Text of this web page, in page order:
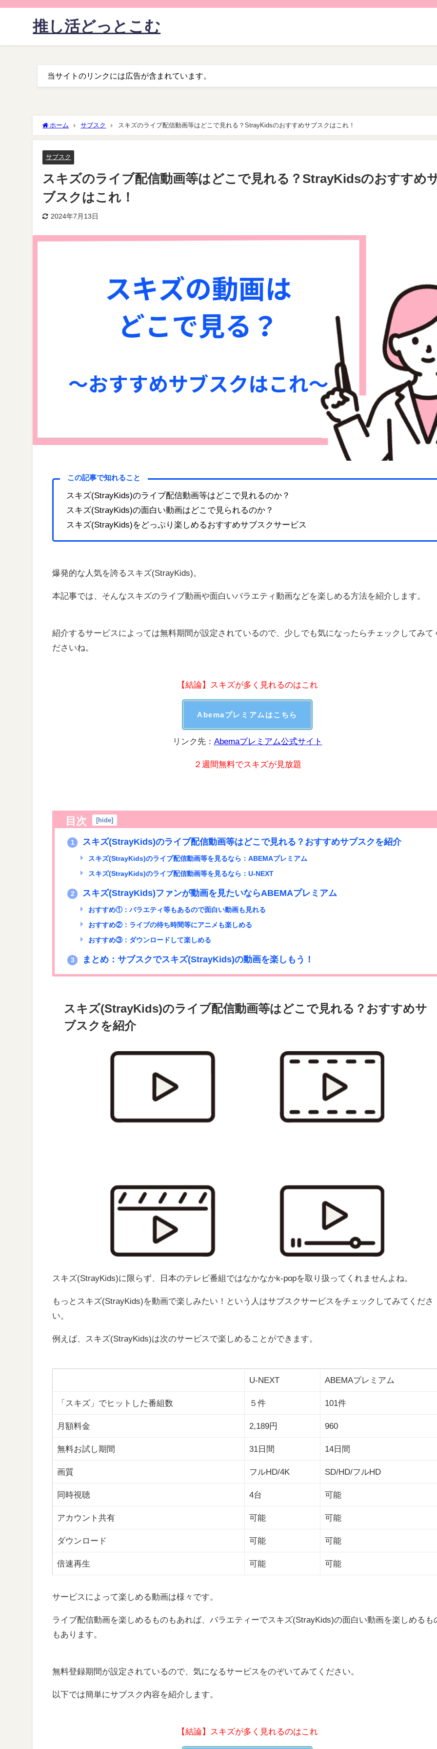
推し活どっとこむ
当サイトのリンクには広告が含まれています。
ホーム サブスク スキズのライブ配信動画等はどこで見れる？StrayKidsのおすすめサブスクはこれ！
サブスク
スキズのライブ配信動画等はどこで見れる？StrayKidsのおすすめ
ブスクはこれ！
2024年7月13日
この記事で知れること
スキズ(StrayKids)のライブ配信動画等はどこで見れるのか？
スキズ(StrayKids)の面白い動画はどこで見られるのか？
スキズ(StrayKids)をどっぷり楽しめるおすすめサブスクサービス
爆発的な人気を誇るスキズ(StrayKids)。
本記事では、そんなスキズのライブ動画や面白いバラエティ動画などを楽しめる方法を紹介します。
紹介するサービスによっては無料期間が設定されているので、少しでも気になったらチェックしてみて
ださいね。
【結論】スキズが多く見れるのはこれ
Abemaプレミアムはこちら
リンク先： Abemaプレミアム公式サイト
２週間無料でスキズが見放題
目次 [hide]
1 スキズ(StrayKids)のライブ配信動画等はどこで見れる？おすすめサブスクを紹介
スキズ(StrayKids)のライブ配信動画等を見るなら：ABEMAプレミアム
スキズ(StrayKids)のライブ配信動画等を見るなら：U-NEXT
2 スキズ(StrayKids)ファンが動画を見たいならABEMAプレミアム
おすすめ①：バラエティ等もあるので面白い動画も見れる
おすすめ②：ライブの待ち時間等にアニメも楽しめる
おすすめ③：ダウンロードして楽しめる
3 まとめ：サブスクでスキズ(StrayKids)の動画を楽しもう！
スキズ(StrayKids)のライブ配信動画等はどこで見れる？おすすめサ
ブスクを紹介
スキズ(StrayKids)に限らず、日本のテレビ番組ではなかなかk-popを取り扱ってくれませんよね。
もっとスキズ(StrayKids)を動画で楽しみたい！という人はサブスクサービスをチェックしてみてくださ
い。
例えば、スキズ(StrayKids)は次のサービスで楽しめることができます。
U-NEXT ABEMAプレミアム
「スキズ」でヒットした番組数 ５件 101件
月額料金 2,189円 960
無料お試し期間 31日間 14日間
画質 フルHD/4K SD/HD/フルHD
同時視聴 4台 可能
アカウント共有 可能 可能
ダウンロード 可能 可能
倍速再生 可能 可能
サービスによって楽しめる動画は様々です。
ライブ配信動画を楽しめるものもあれば、バラエティーでスキズ(StrayKids)の面白い動画を楽しめるも
もあります。
無料登録期間が設定されているので、気になるサービスをのぞいてみてください。
以下では簡単にサブスク内容を紹介します。
【結論】スキズが多く見れるのはこれ